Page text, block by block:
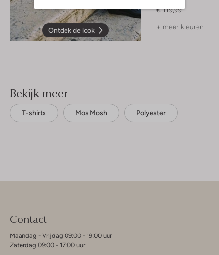
Ontdek de look
€ 119,99
+ meer kleuren
Bekijk meer
T-shirts Mos Mosh Polyester
Contact
Maandag - Vrijdag 09:00 - 19:00 uur
Zaterdag 09:00 - 17:00 uur